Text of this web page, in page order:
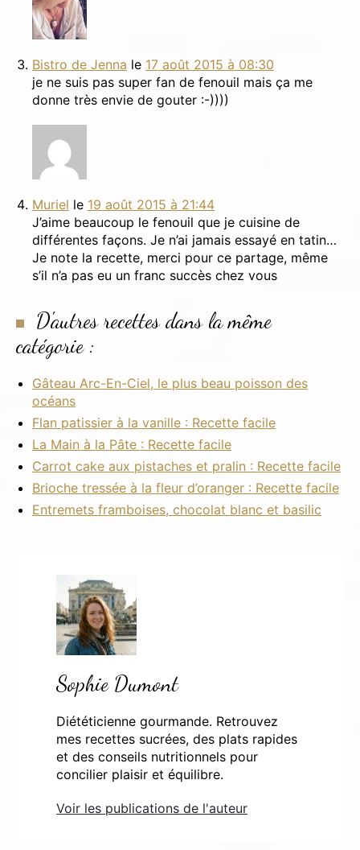
Bistro de Jenna le 17 août 2015 à 08:30
je ne suis pas super fan de fenouil mais ça me
donne très envie de gouter :-))))
Muriel le 19 août 2015 à 21:44
J’aime beaucoup le fenouil que je cuisine de
différentes façons. Je n’ai jamais essayé en tatin…
Je note la recette, merci pour ce partage, même
s’il n’a pas eu un franc succès chez vous
D'autres recettes dans la même
catégorie :
Gâteau Arc-En-Ciel, le plus beau poisson des
océans
Flan patissier à la vanille : Recette facile
La Main à la Pâte : Recette facile
Carrot cake aux pistaches et pralin : Recette facile
Brioche tressée à la fleur d’oranger : Recette facile
Entremets framboises, chocolat blanc et basilic
Sophie Dumont
Diététicienne gourmande. Retrouvez
mes recettes sucrées, des plats rapides
et des conseils nutritionnels pour
concilier plaisir et équilibre.
Voir les publications de l'auteur